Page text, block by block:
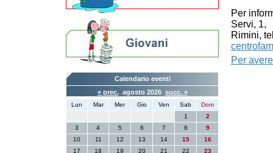
Per
Servi, 1,
Rimini,
Per
Calendario eventi
« prec.agosto 2026 succ. »
Lun Mar Mer Gio Ven Sab
Dom
1
2
3
4 5 6 7 8
9
10
11 12 13 14 15
16
17
18 19 20 21 22
23